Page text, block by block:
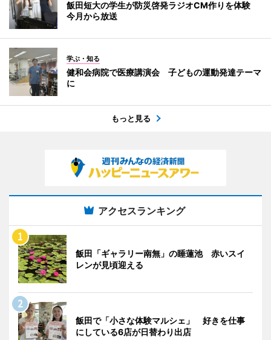
飯田短大の学生が防災啓発ラジオCM作りを体験
今月から放送
学ぶ・知る
健和会病院で医療講演会 子どもの運動発達テーマ
に
もっと見る
アクセスランキング
飯田「ギャラリー南無」の睡蓮池 赤いスイ
レンが見頃迎える
飯田で「小さな体験マルシェ」 好きを仕事
にしている6店が日替わり出店